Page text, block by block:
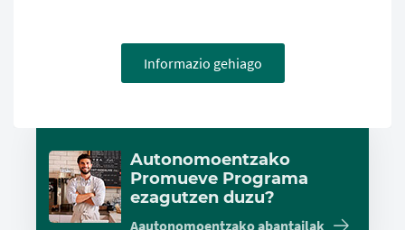
Informazio gehiago
Autonomoentzako
Promueve Programa
ezagutzen duzu?
Aautonomoentzako abantailak